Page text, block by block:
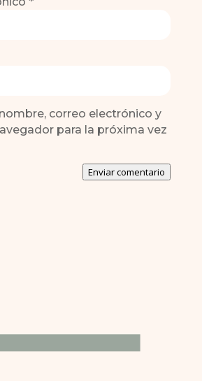
correo electrónico y
para la próxima vez
Enviar comentario